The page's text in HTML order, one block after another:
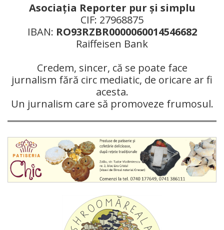
Asociaţia Reporter pur şi simplu
CIF: 27968875
IBAN: RO93RZBR0000060014546682
Raiffeisen Bank
Credem, sincer, că se poate face
jurnalism fără circ mediatic, de oricare ar fi
acesta.
Un jurnalism care să promoveze frumosul.